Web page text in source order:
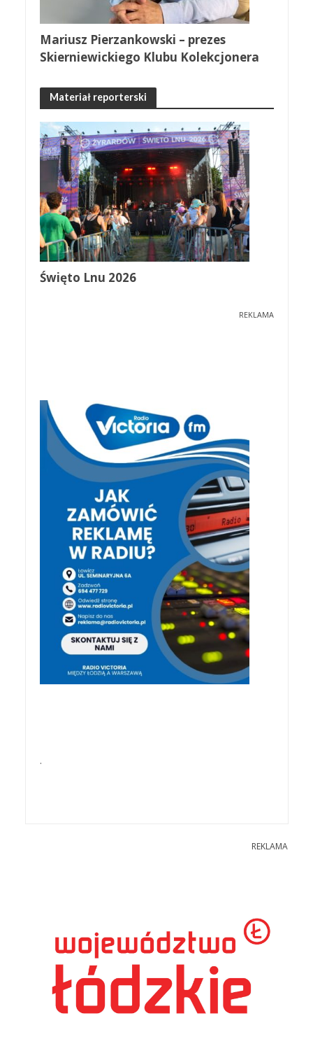
Mariusz Pierzankowski – prezes
Skierniewickiego Klubu Kolekcjonera
Materiał reporterski
Święto Lnu 2026
REKLAMA
.
REKLAMA